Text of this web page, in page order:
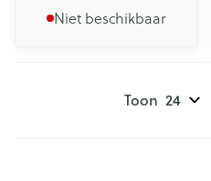
Niet beschikbaar
Toon